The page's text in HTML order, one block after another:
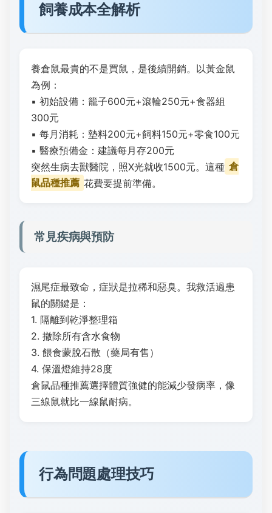
飼養成本全解析
養倉鼠最貴的不是買鼠，是後續開銷。以黃金鼠
為例：
▪ 初始設備：籠子600元+滾輪250元+食器組
300元
▪ 每月消耗：墊料200元+飼料150元+零食100元
▪ 醫療預備金：建議每月存200元
突然生病去獸醫院，照X光就收1500元。這種 倉
鼠品種推薦 花費要提前準備。
常見疾病與預防
濕尾症最致命，症狀是拉稀和惡臭。我救活過患
鼠的關鍵是：
1. 隔離到乾淨整理箱
2. 撤除所有含水食物
3. 餵食蒙脫石散（藥局有售）
4. 保溫燈維持28度
倉鼠品種推薦選擇體質強健的能減少發病率，像
三線鼠就比一線鼠耐病。
行為問題處理技巧